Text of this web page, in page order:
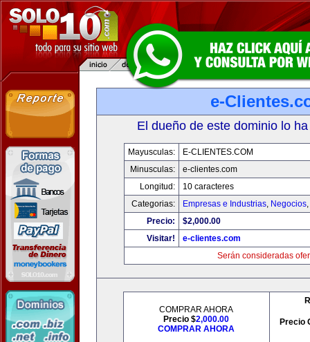
e-
El dueño de este dominio lo
Mayusculas:
E-CLIENTES.COM
Minusculas:
e-clientes.com
Longitud:
10 caracteres
Categorias:
Empresas e Industrias, Negocios,
Precio:
$2,000.00
Visitar!
e-clientes.com
Serán consideradas
COMPRAR AHORA
Precio $2,000.00
COMPRAR AHORA
Precio